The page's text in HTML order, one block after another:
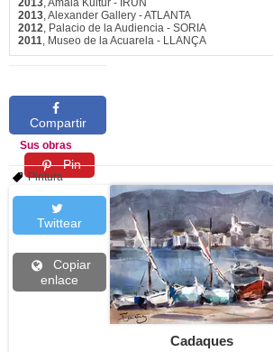
2013, Amaia Kultur - IRUN
2013, Alexander Gallery - ATLANTA
2012, Palacio de la Audiencia - SORIA
2011, Museo de la Acuarela - LLANÇA
Compartir
Pin
Twittear
Copiar
enlace
Sus obras
Pintura
Cadaques